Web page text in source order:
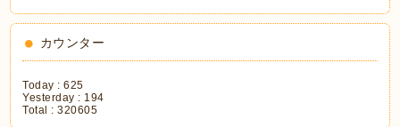
カウンター
Today :625
Yesterday : 194
Total :320605